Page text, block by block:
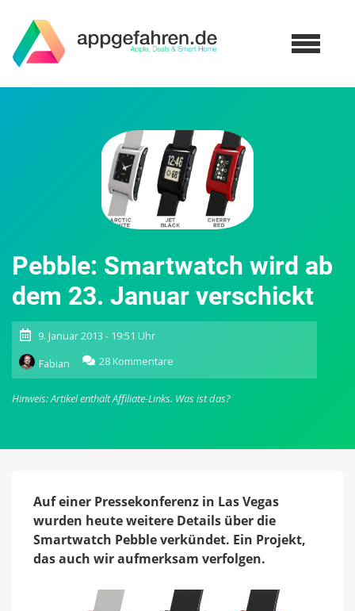
Pebble: Smartwatch wird ab
dem 23. Januar verschickt
9. Januar 2013 - 19:51 Uhr
Fabian
28 Kommentare
Pebble:
Smartwatch
wird
23.
Hinweis: Artikel enthält Affiliate-Links. Was ist das?
Auf einer Pressekonferenz in Las Vegas
wurden heute weitere Details über die
Smartwatch Pebble verkündet. Ein Projekt,
das auch wir aufmerksam verfolgen.